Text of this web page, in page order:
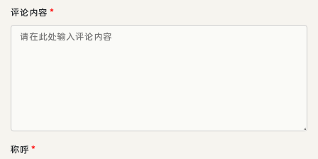
评论内容 *
称呼*